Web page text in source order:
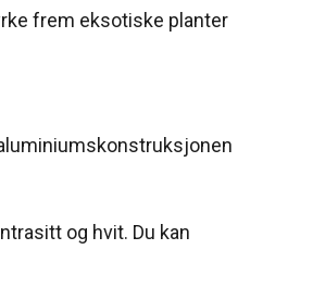
frem eksotiske planter
og hvit. Du kan